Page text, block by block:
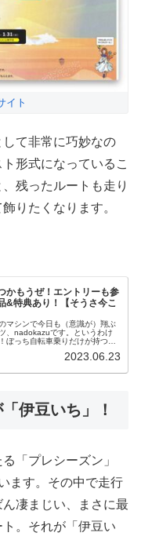
イト
て非常に巧妙なの
形式になっているこ
残ったルートも走り
りたくなります。
かもうぜ！エントリーも参
&特典あり！【そうさ今こ
マシンで今日も（意識が）翔ぶ
、nadokazuです。というわけ
ぼっち自転車乗りだけが持つ、
2023.06.23
伊豆いち」！
「プレシーズン」
ます。その中で走行
凄まじい、まさに最
。それが「伊豆い